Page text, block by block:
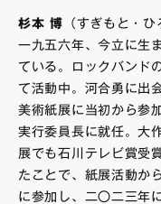
杉本 博 （すぎもと・ひ
一九五六年、今立に生
ている。ロックバンド
て活動中。河合勇に出
美術紙展に当初から参
実行委員長に就任。大
展でも石川テレビ賞受
たことで、紙展活動か
に参加し、二〇二三年